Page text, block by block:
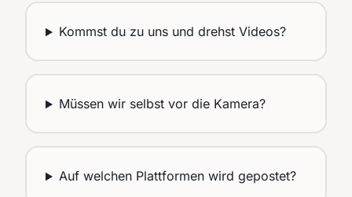
Kommst du zu uns und drehst Videos?
Müssen wir selbst vor die Kamera?
Auf welchen Plattformen wird gepostet?